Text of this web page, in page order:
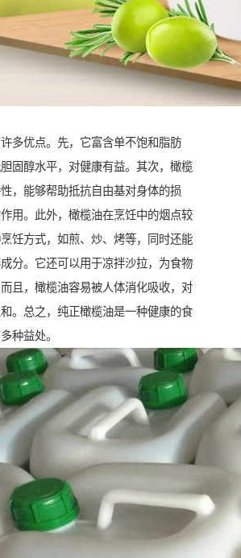
多优点。先，它富含单不饱和脂肪
固醇水平，对健康有益。其次，橄榄
，能够帮助抵抗自由基对身体的损
用。此外，橄榄油在烹饪中的烟点较
饪方式，如煎、炒、烤等，同时还能
分。它还可以用于凉拌沙拉，为食物
且，橄榄油容易被人体消化吸收，对
。总之，纯正橄榄油是一种健康的食
种益处。